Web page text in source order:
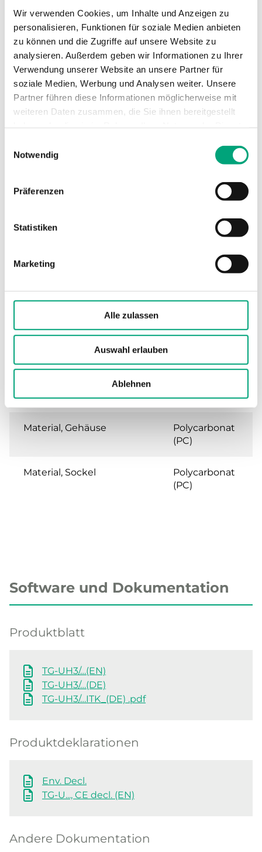
Wir verwenden Cookies, um Inhalte und Anzeigen zu
personalisieren, Funktionen für soziale Medien anbieten
zu können und die Zugriffe auf unsere Website zu
analysieren. Außerdem geben wir Informationen zu Ihrer
Verwendung unserer Website an unsere Partner für
soziale Medien, Werbung und Analysen weiter. Unsere
Partner führen diese Informationen möglicherweise mit
weiteren Daten zusammen, die Sie ihnen bereitgestellt
Notwendig
Präferenzen
Statistiken
Marketing
Alle zulassen
Auswahl erlauben
Ablehnen
Messbereich, Temperatur -50…70 °C
Sensorelement NI1000-01
Nennwiderstand 1000 Ω (0 °C)
Außenfühler
Schutzart
Montage
(B x H x T)
78x51x104
Gewicht, inkl. Verpackung 0.9 kg
Kabelverschraubung M16x1,5
Abnehmbare Klemme Ja
Klemmen Drahtstärke 1.5 mm²
Material, Gehäuse
Polycarbonat
(PC)
Material, Sockel
Polycarbonat
(PC)
Software und Dokumentation
Produktblatt
TG-UH3/…(EN)
TG-UH3/…(DE)
TG-UH3/…ITK_(DE) .pdf
Produktdeklarationen
Env. Decl.
TG-U..., CE decl. (EN)
Andere Dokumentation